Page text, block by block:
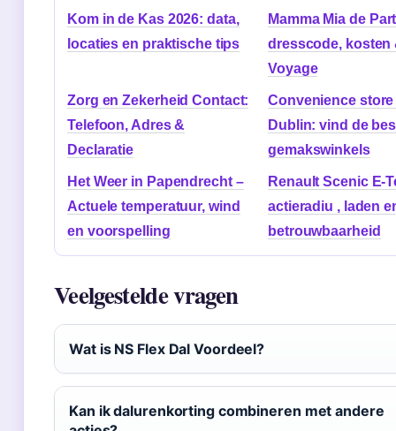
Kom in de Kas 2026: data,
locaties en praktische tips
Mamma Mia de
dresscode, kosten
Voyage
Zorg en Zekerheid Contact:
Telefoon, Adres &
Declaratie
Convenience store
Dublin: vind de
gemakswinkels
Het Weer in Papendrecht –
Actuele temperatuur, wind
en voorspelling
Renault Scenic E-
actieradiu , laden
betrouwbaarheid
Veelgestelde vragen
Wat is NS Flex Dal Voordeel?
Kan ik dalurenkorting combineren met andere